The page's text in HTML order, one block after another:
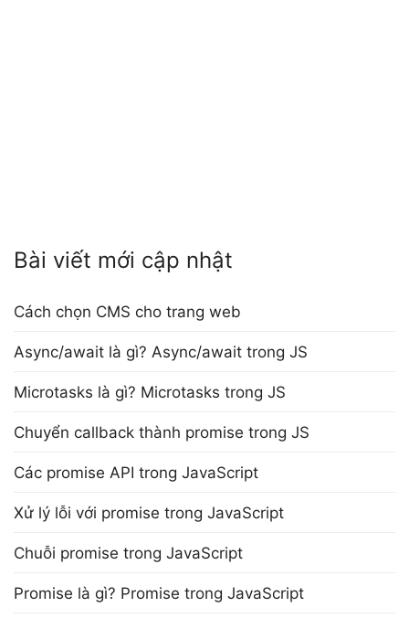
Bài viết mới cập nhật
Cách chọn CMS cho trang web
Async/await là gì? Async/await trong JS
Microtasks là gì? Microtasks trong JS
Chuyển callback thành promise trong JS
Các promise API trong JavaScript
Xử lý lỗi với promise trong JavaScript
Chuỗi promise trong JavaScript
Promise là gì? Promise trong JavaScript